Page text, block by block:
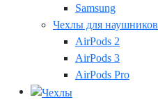
Samsung
Чехлы для наушников
AirPods 2
AirPods 3
AirPods Pro